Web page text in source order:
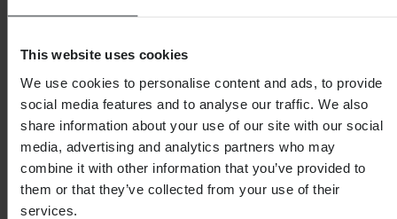
This website uses cookies
We use cookies to personalise content and ads, to provide
social media features and to analyse our traffic. We also
share information about your use of our site with our social
media, advertising and analytics partners who may
combine it with other information that you’ve provided to
them or that they’ve collected from your use of their
services.